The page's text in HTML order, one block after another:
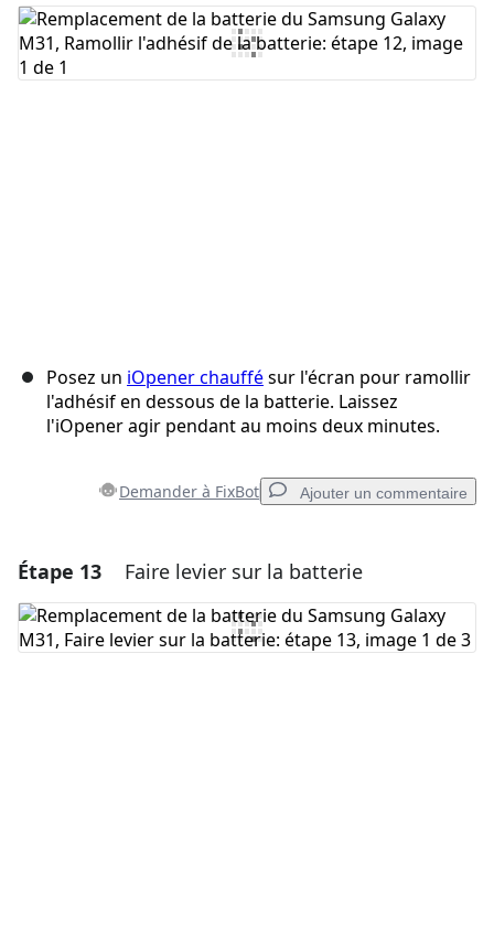
Ajouter un commentaire
Posez un iOpener chauffésur l'écran pour ramollir
l'adhésif en dessous de la batterie. Laissez
l'iOpener agir pendant au moins deux minutes.
Demander à FixBot Ajouter un commentaire
Ajouter un commentaire
Ajouter un commentaire
Étape 13 Faire levier sur la batterie